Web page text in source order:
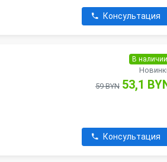
Консультация
В наличии
59 BYN 53,1
Консультация